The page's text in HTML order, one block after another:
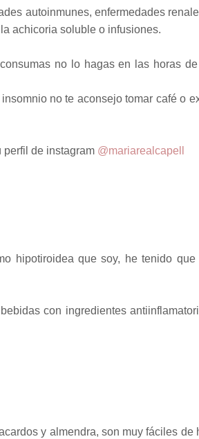
autoinmunes, enfermedades
achicoria soluble o infusiones.
no lo hagas en las horas de
no te aconsejo tomar café o
de instagram @mariarealcapell
hipotiroidea que soy, he tenido que
con ingredientes
y almendra, son muy fáciles de